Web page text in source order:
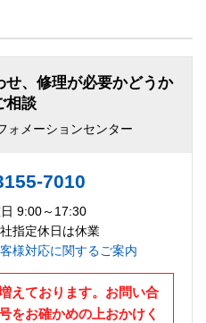
、修理が必要かどうか
相談
ォメーションセンター
7010
9:00～17:30
指定休日は休業
様対応に関するご案内
えております。お問い合
をお確かめの上おかけく